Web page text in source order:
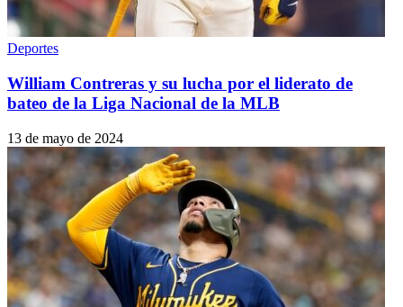
Deportes
William Contreras y su lucha por el liderato de
bateo de la Liga Nacional de la MLB
13 de mayo de 2024